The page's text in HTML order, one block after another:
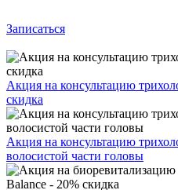
Записаться
Акция на консультацию
скидка
Акция на консультацию
волосистой части головы